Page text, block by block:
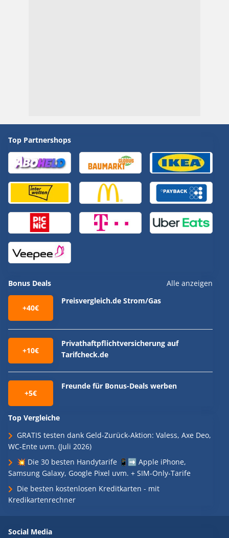
Top Partnershops
Bonus Deals Alle anzeigen
+40€
Preisvergleich.de Strom/Gas
+10€
Privathaftpflichtversicherung auf
Tarifcheck.de
+5€
Freunde für Bonus-Deals werben
Top Vergleiche
GRATIS testen dank Geld-Zurück-Aktion: Valess, Axe Deo,
WC-Ente uvm. (Juli 2026)
💥 Die 30 besten Handytarife 📱➡️ Apple iPhone,
Samsung Galaxy, Google Pixel uvm. + SIM-Only-Tarife
Die besten kostenlosen Kreditkarten - mit
Kredikartenrechner
Social Media